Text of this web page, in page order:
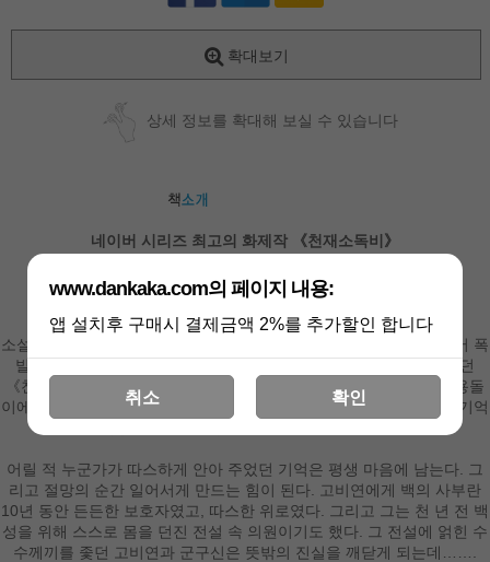
확대보기
상세 정보를 확대해 보실 수 있습니다
네이버 시리즈 최고의 화제작 《천재소독비》
드디어 밝혀지는 백의 사부의 정체,
그리고 자제력을 잃은 군구신
소설뿐 아니라 원작으로 한 드라마, 오디오드라마, 웹툰으로 제작되어 폭
발적인 사랑을 받았으며 중국을 넘어 한국의 독자들까지 사로잡았던
《천재소독비》. 이 이야기는 주인공 한운석과 용비야가 엄청난 소용돌
이에 휘말리면서 끝을 맺었다. 이제 그들의 딸 고비연이 잃어버렸던 기억
어릴 적 누군가가 따스하게 안아 주었던 기억은 평생 마음에 남는다. 그
리고 절망의 순간 일어서게 만드는 힘이 된다. 고비연에게 백의 사부란
10년 동안 든든한 보호자였고, 따스한 위로였다. 그리고 그는 천 년 전 백
성을 위해 스스로 몸을 던진 전설 속 의원이기도 했다. 그 전설에 얽힌 수
수께끼를 좇던 고비연과 군구신은 뜻밖의 진실을 깨닫게 되는데…….
www.dankaka.com의 페이지 내용:
앱 설치후 구매시 결제금액 2%를 추가할인 합니다
취소 확인